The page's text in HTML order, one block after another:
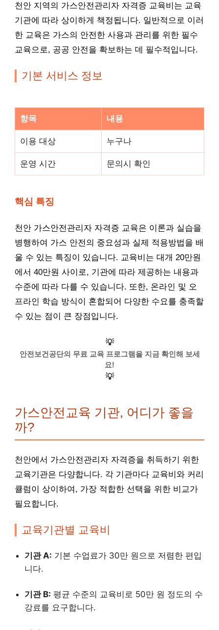
천안 지역의 가스안전관리자 자격증 교육비는 교육
기관에 따라 상이하게 책정됩니다. 일반적으로 이러
한 교육은 가스의 안전한 사용과 관리를 위한 필수
교육으로, 공공 안전을 확보하는 데 필수적입니다.
기본 서비스 정보
항목 내용
이용 대상 누구나
운영 시간 문의시 확인
핵심 특징
천안 가스안전관리자 자격증 교육은 이론과 실습을
병행하여 가스 안전의 중요성과 실제 적용방법을 배
울 수 있는 특징이 있습니다. 교육비는 대개 20만원
에서 40만원 사이로, 기관에 따라 제공하는 내용과
수준에 따라 다를 수 있습니다. 또한, 온라인 및 오
프라인 학습 방식이 혼합되어 다양한 수요를 충족할
수 있는 점이 큰 장점입니다.
💡
안전보건공단의 무료 교육 프로그램을 지금 확인해 보세
요!
💡
가스안전교육 기관, 어디가 좋을
까?
천안에서 가스안전관리자 자격증을 취득하기 위한
교육기관은 다양합니다. 각 기관마다 교육비와 커리
큘럼이 상이하여, 가장 적합한 선택을 위한 비교가
필요합니다.
교육기관별 교육비
기관 A: 기본 수업료가 30만 원으로 저렴한 편입
니다.
기관 B: 평균 수준의 교육비로 50만 원 정도의 수
강료를 요구합니다.